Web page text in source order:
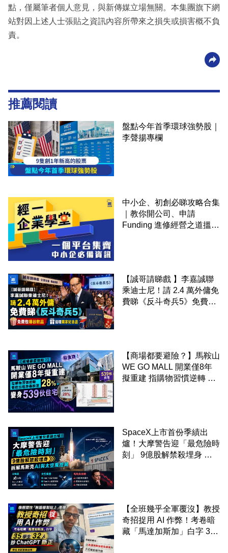
點，僅屬筆者個人意見，與新傳媒立場無關。本集團旗下網
站對因上述人士張貼之資訊內容所帶來之損失或損害概不負
責。
推薦閱讀
盤點今年首季環球強勢股｜
李聲揚專欄
中小企、初創必睇攻略合集
｜教你開公司、申請
Funding 進修經營之道搵大
【誠哥請睇戲 】李嘉誠聯
乘迪士尼！請 2.4 萬外傭免
費睇《反斗奇兵5》免費包
【商場都要避險？】馬鞍山
WE GO MALL 開業僅8年
擬重建 指購物習慣逆轉 餐
SpaceX上市首份季績出
爐！大摩警告迎「最危險時
刻」 9億股解禁殺埋身 拆
【全班幾乎全軍覆沒】教授
奇招捉用 AI 作弊！考卷暗
藏「馬達加斯加」白字 35